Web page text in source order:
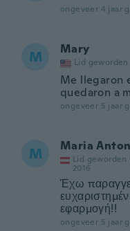
ongeveer 4 jaar
M Mary
Lid geworden
Me llegaron
quedaron a
ongeveer 5 jaar
M Maria
Lid geworden
2016
Έχω
εφαρμογή!!
ongeveer 5 jaar